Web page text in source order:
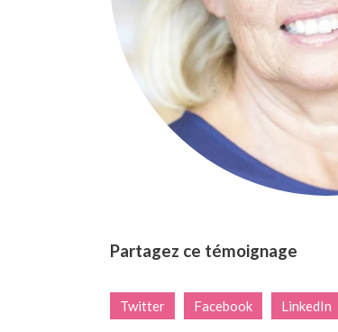
Partagez ce témoignage
Twitter Facebook LinkedIn